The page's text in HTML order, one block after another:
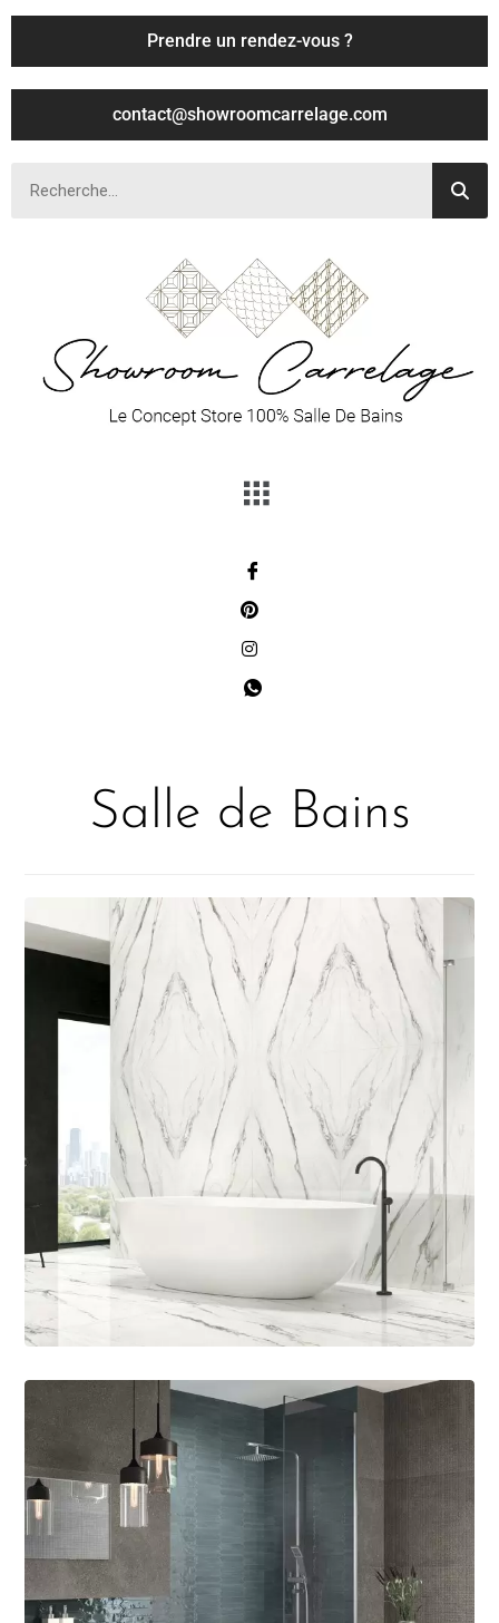
Prendre un rendez-vous ?
contact@showroomcarrelage.com
Salle de Bains